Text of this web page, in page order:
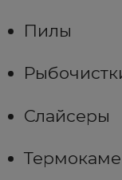
Пилы
Слайсеры